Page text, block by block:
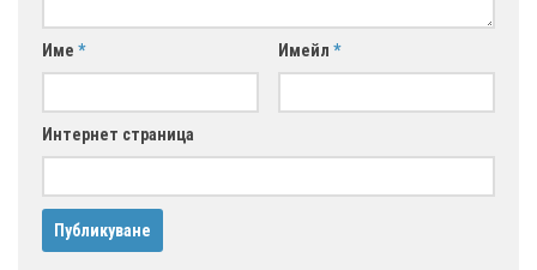
Име * Имейл *
Интернет страница